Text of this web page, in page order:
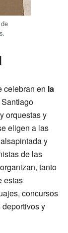
celebran en la
orquestas y
eligen a las
y
de las
tanto
estas
concursos
y